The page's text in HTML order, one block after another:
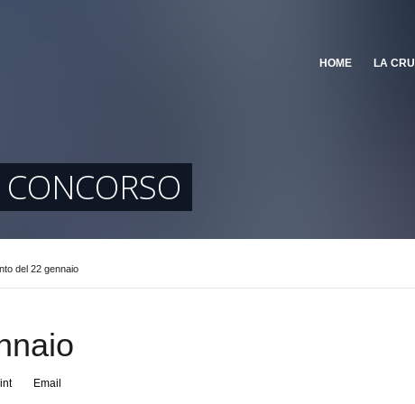
HOME LA CRUI
del 22 gennaio
Email